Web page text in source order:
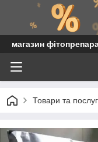
магазин
Товари та